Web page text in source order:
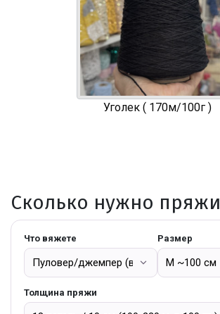
Уголек ( 170м/100г )
Сколько нужно пряжи
Что вяжете Размер
Толщина пряжи